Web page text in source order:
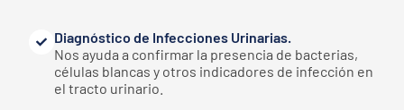
Diagnóstico de Infecciones Urinarias.
Nos ayuda a confirmar la presencia de bacterias,
células blancas y otros indicadores de infección en
el tracto urinario.